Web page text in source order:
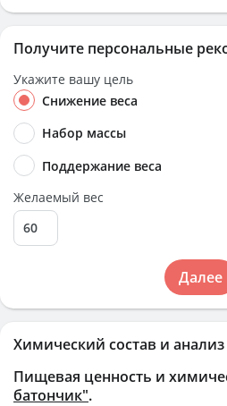
Химический состав и
Пищевая ценность и
батончик".
Получите персональные
Укажите вашу цель
Снижение веса
Набор массы
Поддержание веса
Желаемый вес
Далее